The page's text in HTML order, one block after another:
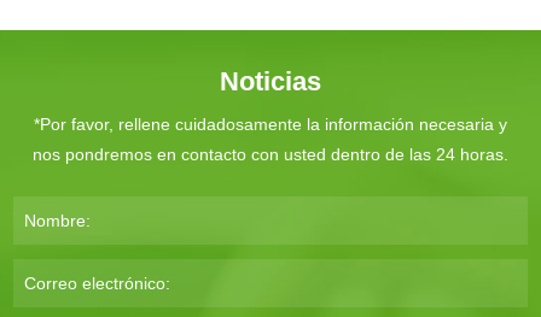
Noticias
*Por favor, rellene cuidadosamente la información necesaria y
nos pondremos en contacto con usted dentro de las 24 horas.